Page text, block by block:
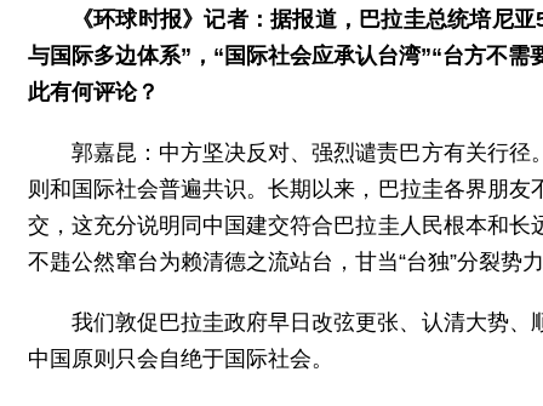
《环球时报》记者：据报道，巴拉圭总统培尼
与国际多边体系”，“国际社会应承认台湾”“台方不
此有何评论？
郭嘉昆：中方坚决反对、强烈谴责巴方有关行
则和国际社会普遍共识。长期以来，巴拉圭各界朋
交，这充分说明同中国建交符合巴拉圭人民根本和
不韪公然窜台为赖清德之流站台，甘当“台独”分裂
我们敦促巴拉圭政府早日改弦更张、认清大势
中国原则只会自绝于国际社会。